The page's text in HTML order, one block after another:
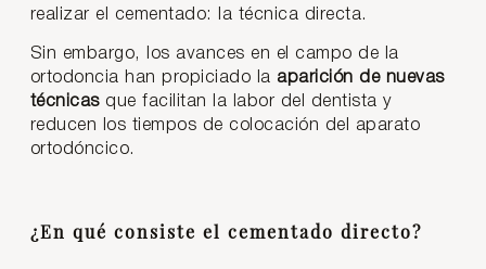
realizar el cementado: la técnica directa.
Sin embargo, los avances en el campo de la
ortodoncia han propiciado la aparición de nuevas
técnicasque facilitan la labor del dentista y
reducen los tiempos de colocación del aparato
ortodóncico.
¿En qué consiste el cementado directo?